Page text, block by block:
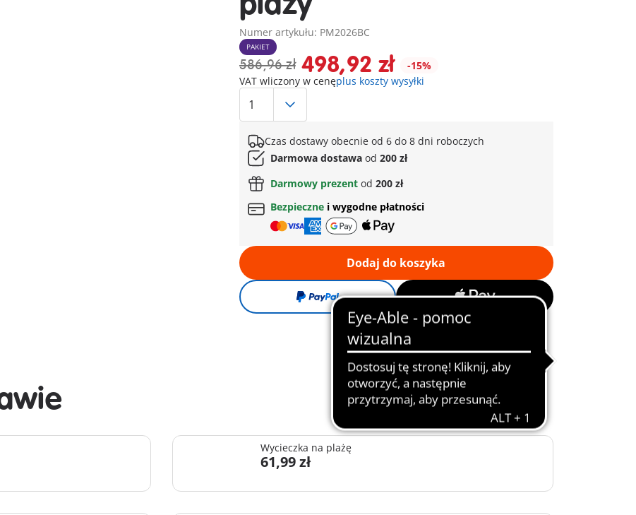
Numer artykułu: PM2026BC
PAKIET
586,96 zł 498,92 zł
-15%
VAT wliczony w cenęplus koszty wysyłki
Czas dostawy obecnie od 6 do 8 dni roboczych
Darmowa dostawaod 200 zł
Darmowy prezentod 200 zł
Bezpieczne i wygodne płatności
Dodaj do koszyka
Wycieczka na plażę
61,99 zł